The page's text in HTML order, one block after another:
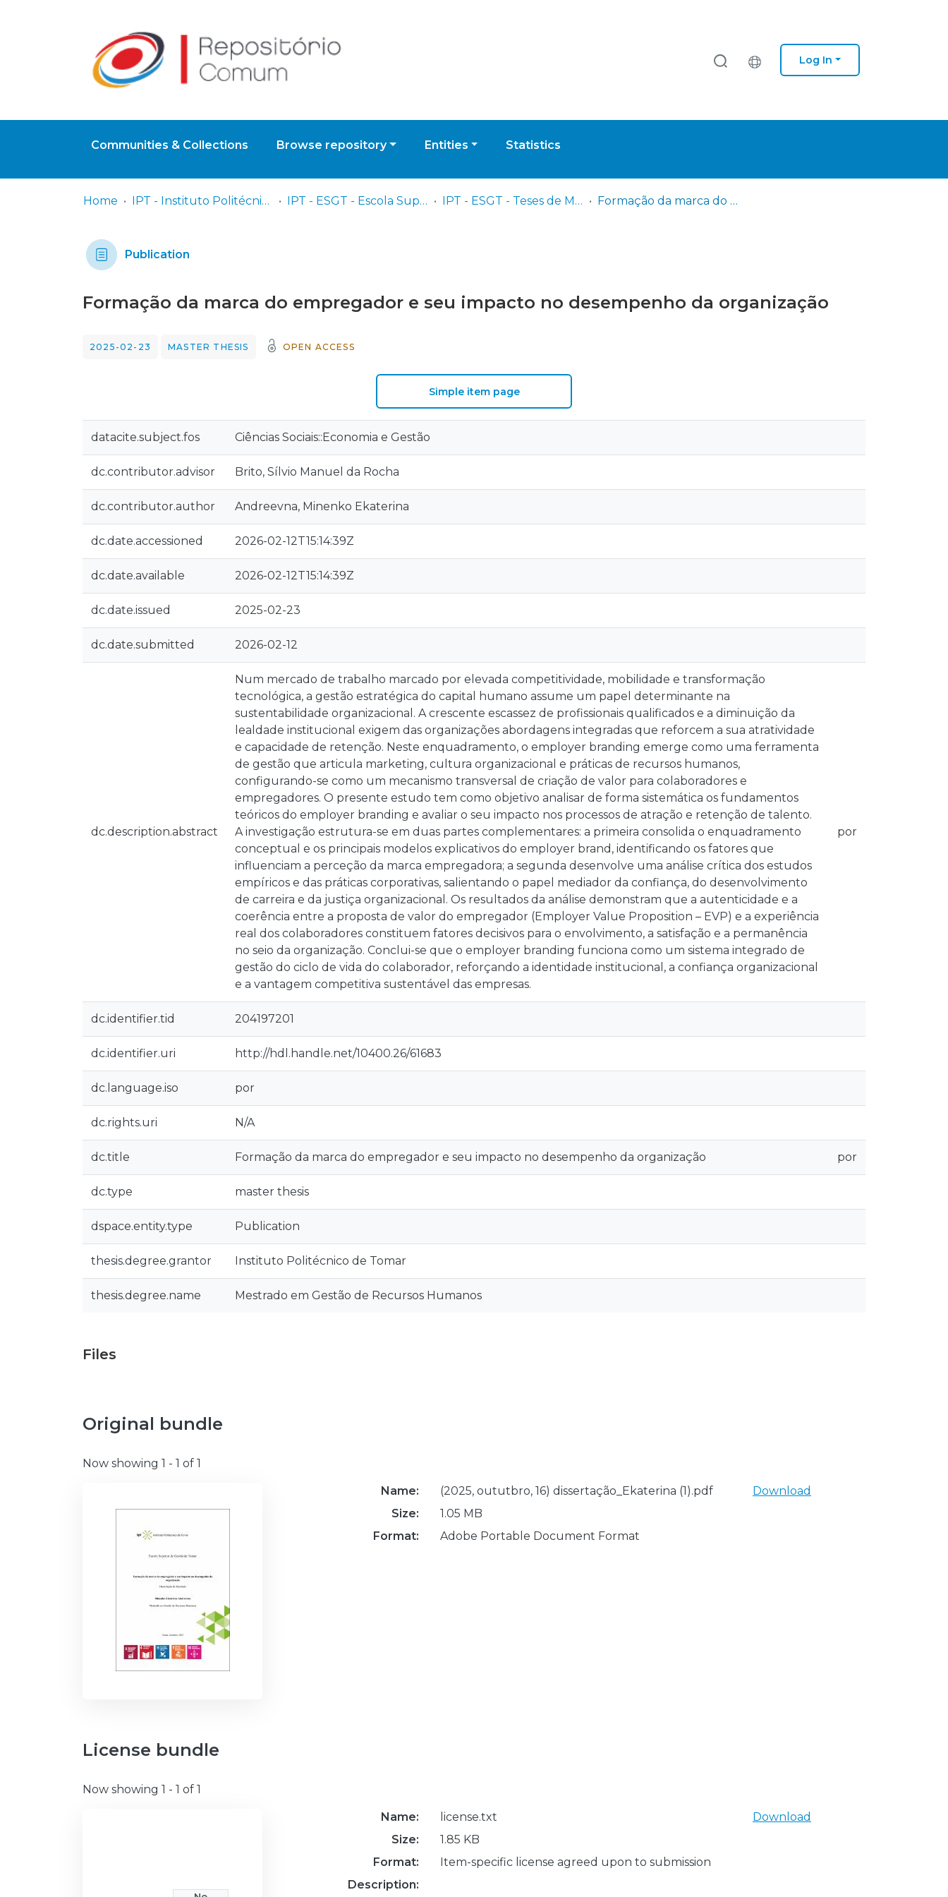
Log In
Communities & Collections Browse repository Entities Statistics
Home IPT - Instituto Politécnico de Tomar IPT - ESGT - Escola Superior de Gestão de Tomar IPT - ESGT - Teses de Mestrado ou Doutoramento Formação da marca do empregador e seu impacto no desempenho da organização
Publication
Formação da marca do empregador e seu impacto no desempenho da organização
2025-02-23 MASTER THESIS OPEN ACCESS
Simple item page
datacite.subject.fos Ciências Sociais::Economia e Gestão
dc.contributor.advisor Brito, Sílvio Manuel da Rocha
dc.contributor.author Andreevna, Minenko Ekaterina
dc.date.accessioned 2026-02-12T15:14:39Z
dc.date.available 2026-02-12T15:14:39Z
dc.date.issued 2025-02-23
dc.date.submitted 2026-02-12
dc.description.abstract
Num mercado de trabalho marcado por elevada competitividade, mobilidade e transformação
tecnológica, a gestão estratégica do capital humano assume um papel determinante na
sustentabilidade organizacional. A crescente escassez de profissionais qualificados e a diminuição da
lealdade institucional exigem das organizações abordagens integradas que reforcem a sua atratividade
e capacidade de retenção. Neste enquadramento, o employer branding emerge como uma ferramenta
de gestão que articula marketing, cultura organizacional e práticas de recursos humanos,
configurando-se como um mecanismo transversal de criação de valor para colaboradores e
empregadores. O presente estudo tem como objetivo analisar de forma sistemática os fundamentos
teóricos do employer branding e avaliar o seu impacto nos processos de atração e retenção de talento.
A investigação estrutura-se em duas partes complementares: a primeira consolida o enquadramento
conceptual e os principais modelos explicativos do employer brand, identificando os fatores que
influenciam a perceção da marca empregadora; a segunda desenvolve uma análise crítica dos estudos
empíricos e das práticas corporativas, salientando o papel mediador da confiança, do desenvolvimento
de carreira e da justiça organizacional. Os resultados da análise demonstram que a autenticidade e a
coerência entre a proposta de valor do empregador (Employer Value Proposition – EVP) e a experiência
real dos colaboradores constituem fatores decisivos para o envolvimento, a satisfação e a permanência
no seio da organização. Conclui-se que o employer branding funciona como um sistema integrado de
gestão do ciclo de vida do colaborador, reforçando a identidade institucional, a confiança organizacional
e a vantagem competitiva sustentável das empresas.
por
dc.identifier.tid 204197201
dc.identifier.uri http://hdl.handle.net/10400.26/61683
dc.language.iso por
dc.rights.uri N/A
dc.title Formação da marca do empregador e seu impacto no desempenho da organização por
dc.type master thesis
dspace.entity.type Publication
thesis.degree.grantor Instituto Politécnico de Tomar
thesis.degree.name Mestrado em Gestão de Recursos Humanos
Files
Original bundle
Now showing 1 - 1 of 1
Name:
(2025, oututbro, 16) dissertação_Ekaterina (1).pdf
Size:
1.05 MB
Format:
Adobe Portable Document Format
Download
License bundle
Now showing 1 - 1 of 1
Name:
license.txt
Size:
1.85 KB
Format:
Item-specific license agreed upon to submission
Description:
Download